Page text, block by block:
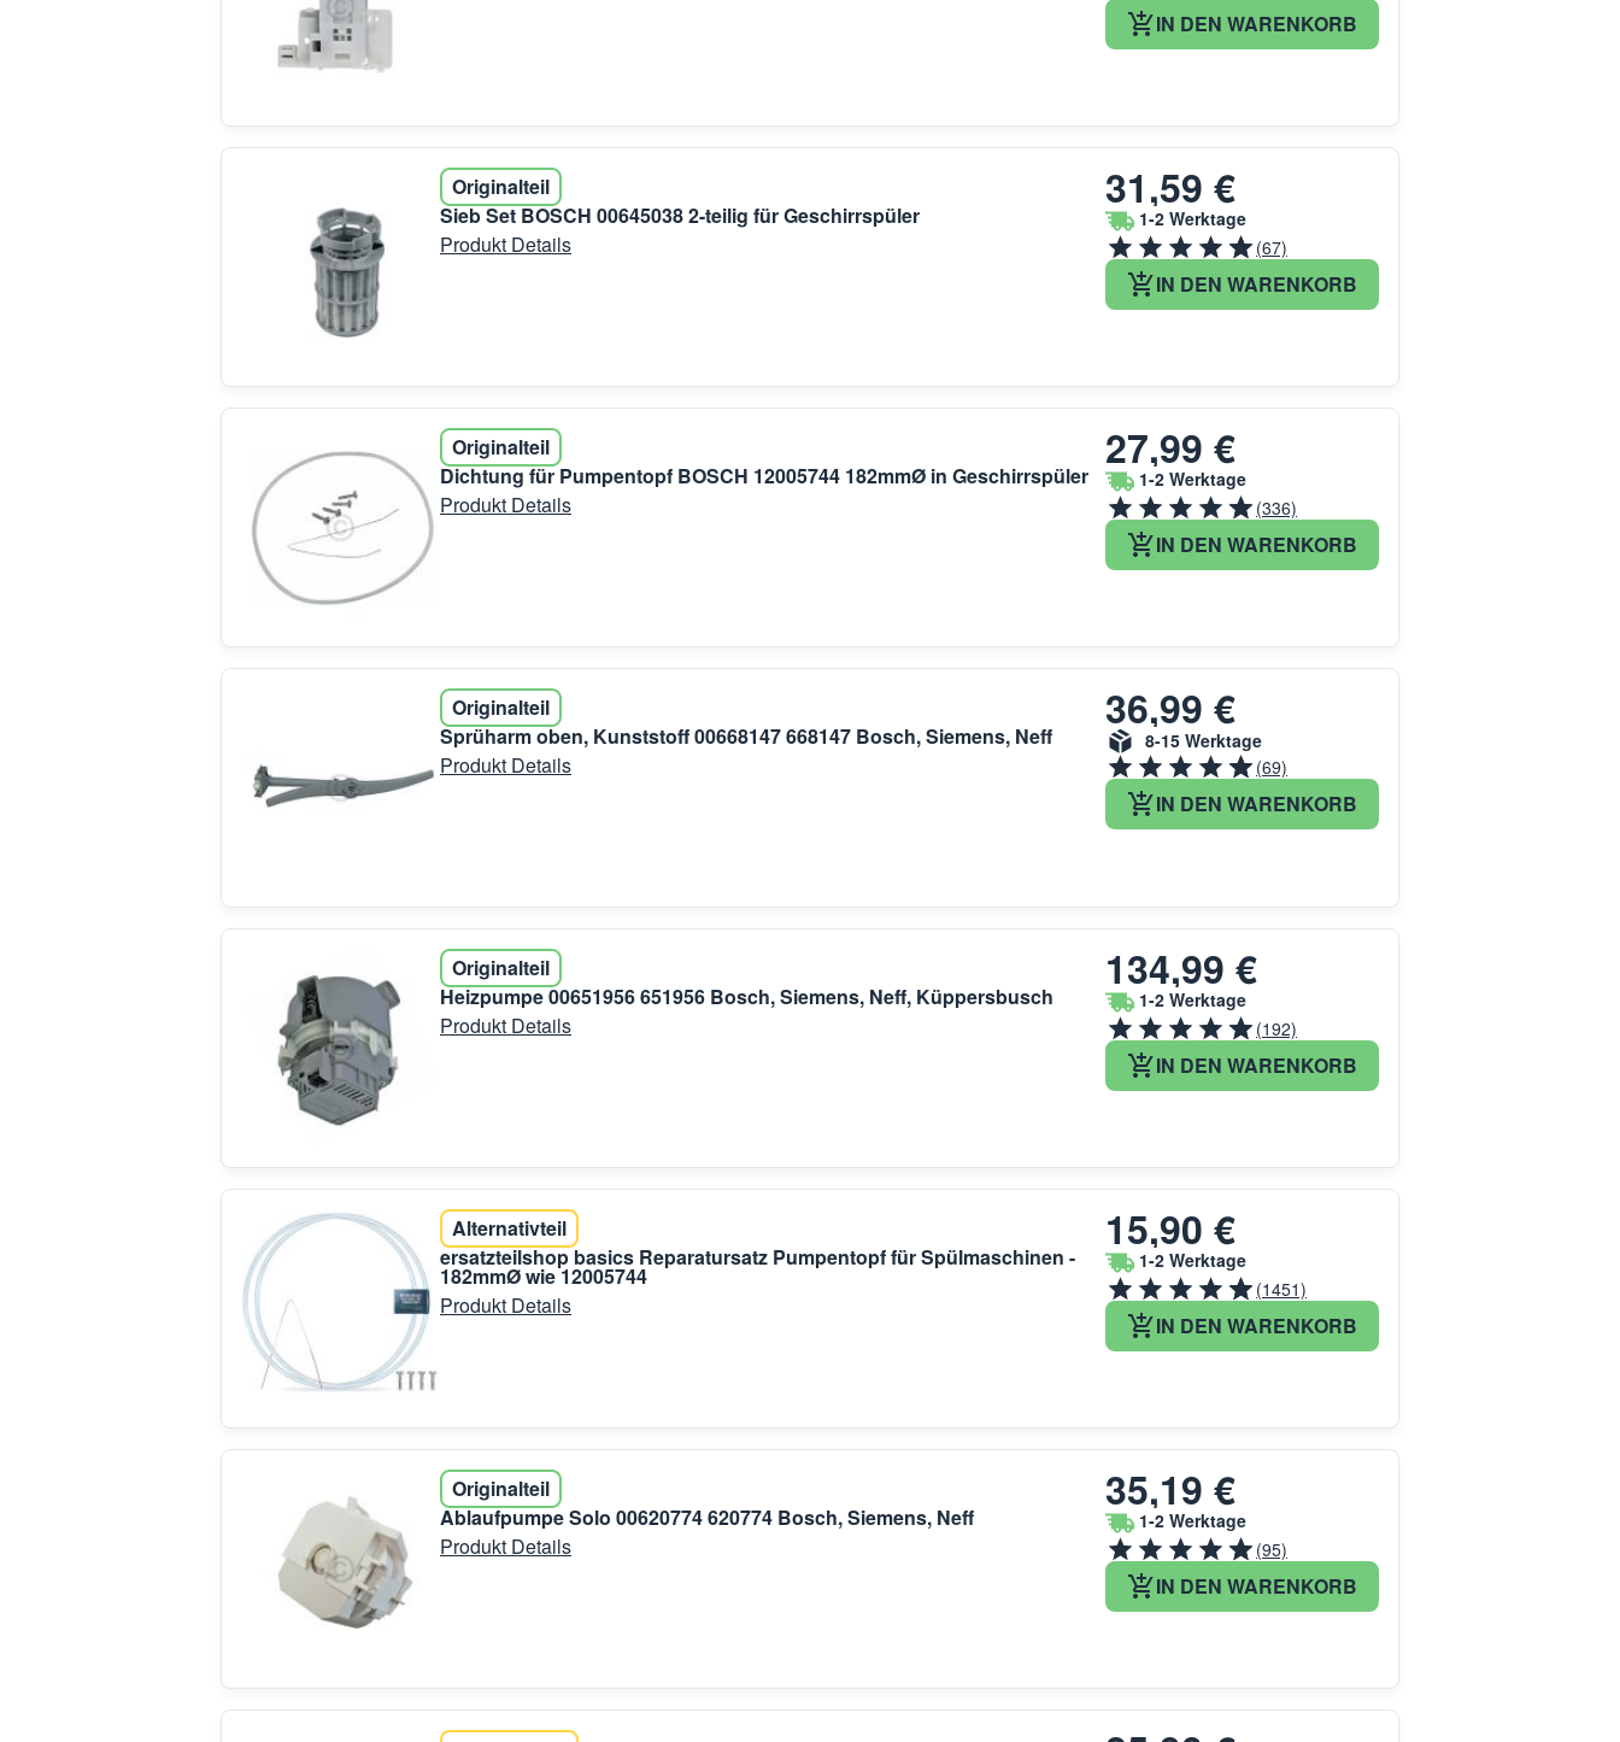
IN DEN WARENKORB
Originalteil
Sieb Set BOSCH 00645038 2-teilig für Geschirrspüler
Produkt Details
31,59 €
1-2 Werktage
(67)
IN DEN WARENKORB
Originalteil
Dichtung für Pumpentopf BOSCH 12005744 182mmØ in Geschirrspüler
Produkt Details
27,99 €
1-2 Werktage
(336)
IN DEN WARENKORB
Originalteil
Sprüharm oben, Kunststoff 00668147 668147 Bosch, Siemens, Neff
Produkt Details
36,99 €
8-15 Werktage
(69)
IN DEN WARENKORB
Originalteil
Heizpumpe 00651956 651956 Bosch, Siemens, Neff, Küppersbusch
Produkt Details
134,99 €
1-2 Werktage
(192)
IN DEN WARENKORB
Alternativteil
ersatzteilshop basics Reparatursatz Pumpentopf für Spülmaschinen -
182mmØ wie 12005744
Produkt Details
15,90 €
1-2 Werktage
(1451)
IN DEN WARENKORB
Originalteil
Ablaufpumpe Solo 00620774 620774 Bosch, Siemens, Neff
Produkt Details
35,19 €
1-2 Werktage
(95)
IN DEN WARENKORB